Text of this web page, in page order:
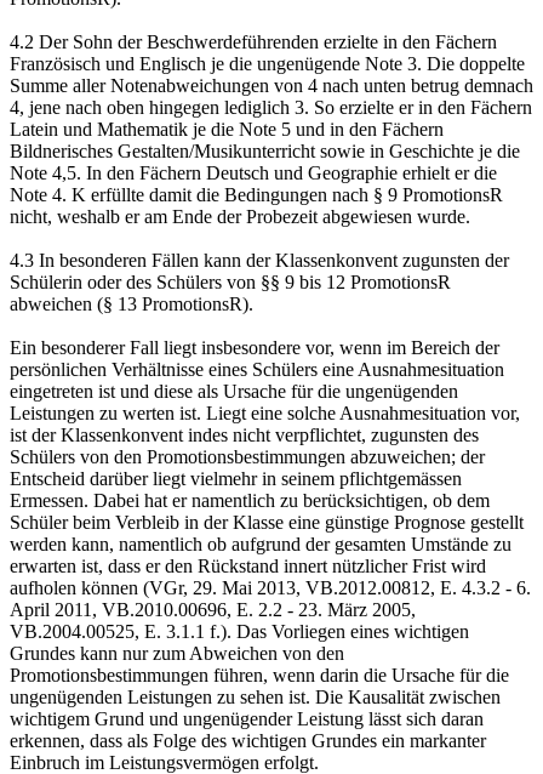
4.2 Der Sohn der Beschwerdeführenden erzielte in den Fächern
Französisch und Englisch je die ungenügende Note 3. Die doppelte
Summe aller Notenabweichungen von 4 nach unten betrug demnach
4, jene nach oben hingegen lediglich 3. So erzielte er in den Fächern
Latein und Mathematik je die Note 5 und in den Fächern
Bildnerisches Gestalten/Musikunterricht sowie in Geschichte je die
Note 4,5. In den Fächern Deutsch und Geographie erhielt er die
Note 4. K erfüllte damit die Bedingungen nach § 9 PromotionsR
nicht, weshalb er am Ende der Probezeit abgewiesen wurde.
4.3 In besonderen Fällen kann der Klassenkonvent zugunsten der
Schülerin oder des Schülers von §§ 9 bis 12 PromotionsR
abweichen (§ 13 PromotionsR).
Ein besonderer Fall liegt insbesondere vor, wenn im Bereich der
persönlichen Verhältnisse eines Schülers eine Ausnahmesituation
eingetreten ist und diese als Ursache für die ungenügenden
Leistungen zu werten ist. Liegt eine solche Ausnahmesituation vor,
ist der Klassenkonvent indes nicht verpflichtet, zugunsten des
Schülers von den Promotionsbestimmungen abzuweichen; der
Entscheid darüber liegt vielmehr in seinem pflichtgemässen
Ermessen. Dabei hat er namentlich zu berücksichtigen, ob dem
Schüler beim Verbleib in der Klasse eine günstige Prognose gestellt
werden kann, namentlich ob aufgrund der gesamten Umstände zu
erwarten ist, dass er den Rückstand innert nützlicher Frist wird
aufholen können (VGr, 29. Mai 2013, VB.2012.00812, E. 4.3.2 - 6.
April 2011, VB.2010.00696, E. 2.2 - 23. März 2005,
VB.2004.00525, E. 3.1.1 f.). Das Vorliegen eines wichtigen
Grundes kann nur zum Abweichen von den
Promotionsbestimmungen führen, wenn darin die Ursache für die
ungenügenden Leistungen zu sehen ist. Die Kausalität zwischen
wichtigem Grund und ungenügender Leistung lässt sich daran
erkennen, dass als Folge des wichtigen Grundes ein markanter
Einbruch im Leistungsvermögen erfolgt.